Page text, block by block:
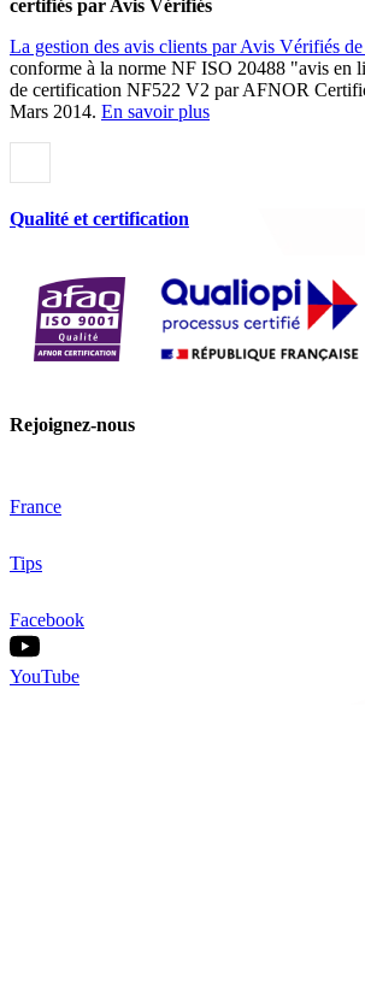
certifiés par Avis Vérifiés
La gestion des avis clients par Avis Vérifiés
conforme à la norme NF ISO 20488 "avis en
de certification NF522 V2 par AFNOR
Mars 2014. En savoir plus
Qualité et certification
Rejoignez-nous
France
Tips
Facebook
YouTube